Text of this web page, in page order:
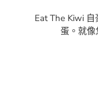
Eat The Kiwi
蛋。就